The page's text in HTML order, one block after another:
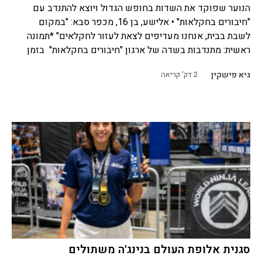
הנוער שפוקד את השדות בחופש הגדול ויוצא להתנדב עם
"חיבורים בחקלאות" • אלישע, בן 16, מכפר סבא: "במקום
לשבת בבית, אנחנו מעדיפים לצאת לעזור לחקלאים" *תמונה
ראשית: מתנדבות בשדה של ארגון "חיבורים בחקלאות" בזמן
גיא פישקין 2דק' קריאה
סגנית אלופת העולם בנינג'ה משתולים